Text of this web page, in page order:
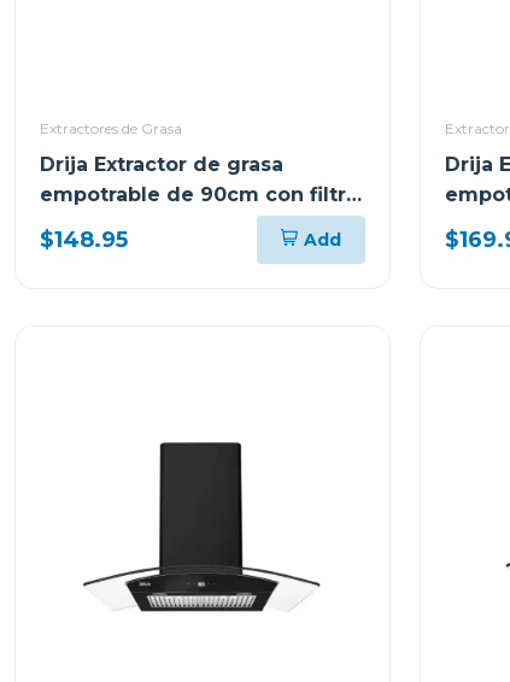
Extractores de Grasa
Drija Extractor de grasa
empotrable de 90cm con filtro
de acero aluminio y de carbón
retractil90
$148.95 Add
Drija